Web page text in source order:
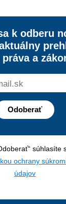
k odberu
a
Odoberať
súhlasíte
ochrany
údajov